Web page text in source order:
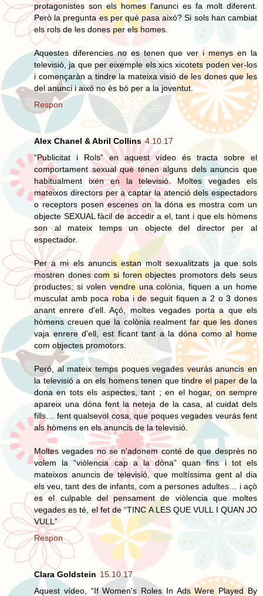
protagonistes son els homes l'anunci es fa molt diferent.
Però la pregunta es per què pasa aixó? Si sols han cambiat
els rols de les dones per els homes.
Aquestes diferencies no es tenen que ver i menys en la
televisió, ja que per eixemple els xics xicotets poden ver-los
i començaràn a tindre la mateixa visió de les dones que les
del anunci i aixó no ès bó per a la joventut.
Respon
Alex Chanel & Abril Collins 4.10.17
“Publicitat i Rols” en aquest vídeo és tracta sobre el
comportament sexual que tenen alguns dels anuncis que
habitualment ixen en la televisió. Moltes vegades els
mateixos directors per a captar la atenció dels espectadors
o receptors posen escenes on la dóna es mostra com un
objecte SEXUAL fàcil de accedir a el, tant i que els hòmens
son al mateix temps un objecte del director per al
espectador.
Per a mi els anuncis estan molt sexualitzats ja que sols
mostren dones com si foren objectes promotors dels seus
productes; si volen vendre una colònia, fiquen a un home
musculat amb poca roba i de seguit fiquen a 2 o 3 dones
anant enrere d'ell. Açó, moltes vegades porta a que els
hòmens creuen que la colònia realment far que les dones
vaja enrere d'ell, est ficant tant a la dóna como al home
com objectes promotors.
Peró, al mateix temps poques vegades veurás anuncis en
la televisió a on els homens tenen que tindre el paper de la
dona en tots els aspectes, tant ; en el hogar, on sempre
apareix una dóna fent la neteja de la casa, al cuidat dels
fills… fent qualsevol cosa, que poques vegades veurás fent
als hòmens en els anuncis de la televisió.
Moltes vegades no se n'adonem conté de que desprès no
volem la “viòlencia cap a la dóna” quan fins i tot els
mateixos anuncis de televisió, que moltíssima gent al dia
els veu, tant des de infants, com a persones adultes… i açò
es el culpable del pensament de viòlencia que moltes
vegades es té, el fet de “TINC A LES QUE VULL I QUAN JO
VULL”
Respon
Clara Goldstein 15.10.17
Aquest vídeo, “If Women's Roles In Ads Were Played By